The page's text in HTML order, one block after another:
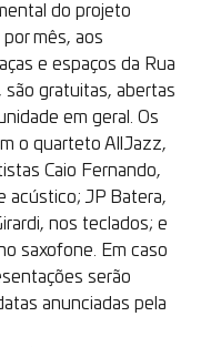
do projeto
mês, aos
e espaços da Rua
são gratuitas, abertas
em geral. Os
o quarteto AllJazz,
Caio Fernando,
acústico; JP Batera,
nos teclados; e
saxofone. Em caso
serão
anunciadas pela